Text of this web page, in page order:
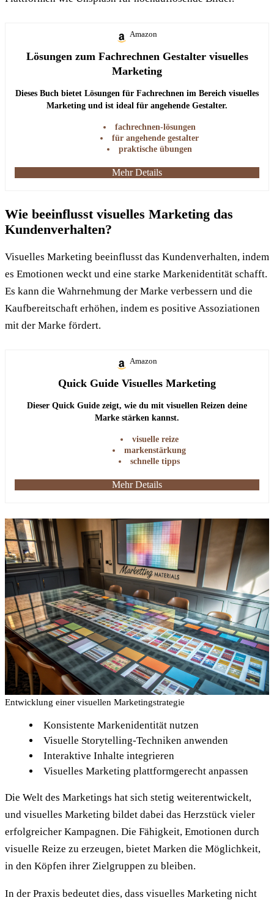
Amazon
Lösungen zum Fachrechnen Gestalter visuelles
Marketing
Dieses Buch bietet Lösungen für Fachrechnen im Bereich visuelles
Marketing und ist ideal für angehende Gestalter.
fachrechnen-lösungen
für angehende gestalter
praktische übungen
Mehr Details
Wie beeinflusst visuelles Marketing das
Kundenverhalten?
Visuelles Marketing beeinflusst das Kundenverhalten, indem
es Emotionen weckt und eine starke Markenidentität schafft.
Es kann die Wahrnehmung der Marke verbessern und die
Kaufbereitschaft erhöhen, indem es positive Assoziationen
mit der Marke fördert.
Amazon
Quick Guide Visuelles Marketing
Dieser Quick Guide zeigt, wie du mit visuellen Reizen deine
Marke stärken kannst.
visuelle reize
markenstärkung
schnelle tipps
Mehr Details
Entwicklung einer visuellen Marketingstrategie
Konsistente Markenidentität nutzen
Visuelle Storytelling-Techniken anwenden
Interaktive Inhalte integrieren
Visuelles Marketing plattformgerecht anpassen
Die Welt des Marketings hat sich stetig weiterentwickelt,
und visuelles Marketing bildet dabei das Herzstück vieler
erfolgreicher Kampagnen. Die Fähigkeit, Emotionen durch
visuelle Reize zu erzeugen, bietet Marken die Möglichkeit,
in den Köpfen ihrer Zielgruppen zu bleiben.
In der Praxis bedeutet dies, dass visuelles Marketing nicht